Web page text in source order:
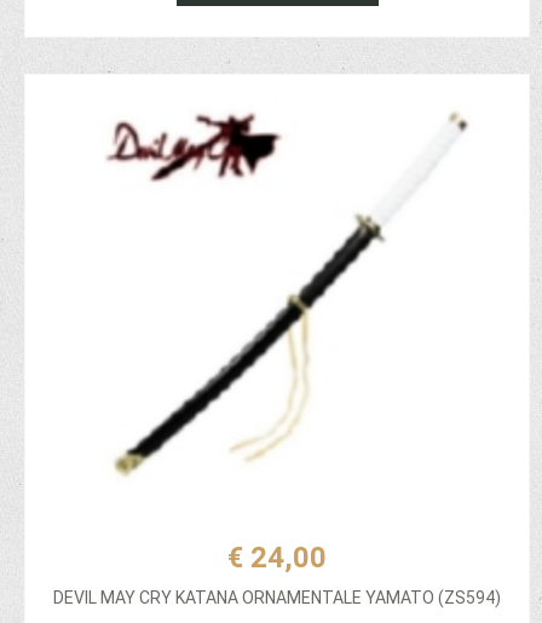
€ 24,00
DEVIL MAY CRY KATANA ORNAMENTALE YAMATO (ZS594)